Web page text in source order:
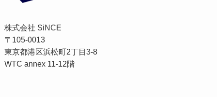
株式会社 SiNCE
〒105-0013
東京都港区浜松町2丁目3-8
WTC annex 11-12階